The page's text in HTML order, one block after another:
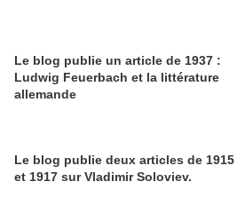
Le blog publie un article de 1937 :
Ludwig Feuerbach et la littérature
allemande
Le blog publie deux articles de 1915
et 1917 sur Vladimir Soloviev.